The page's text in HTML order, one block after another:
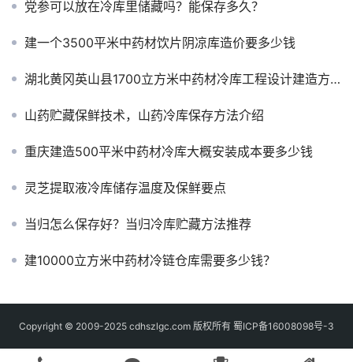
党参可以放在冷库里储藏吗？能保存多久？
建一个3500平米中药材饮片阴凉库造价要多少钱
湖北黄冈英山县1700立方米中药材冷库工程设计建造方案
山药贮藏保鲜技术，山药冷库保存方法介绍
重庆建造500平米中药材冷库大概安装成本要多少钱
灵芝提取液冷库储存温度及保鲜要点
当归怎么保存好？当归冷库贮藏方法推荐
建10000立方米中药材冷链仓库需要多少钱？
Copyright © 2009-2025 cdhszlgc.com 版权所有 蜀ICP备16008098号-3